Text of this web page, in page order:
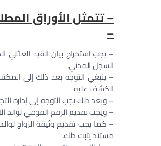
– تتمثل الأوراق
–
– يجب استخراج بيان القيد
السجل المدني.
– ينبغي التوجه بعد ذلك إلى
الكشف عليه.
– وبعد ذلك يجب التوجه إلى إدارة
– ويجب تقديم الرقم القومي لوالد
– كما يجب تقديم وثيقة الزواج
مستند يثبت ذلك.